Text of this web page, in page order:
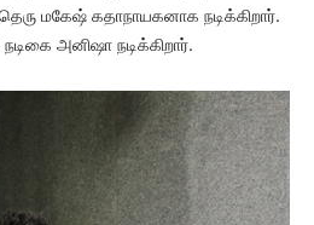
மகேஷ் கதாநாயகனாக நடிக்கிறார்.
அனிஷா நடிக்கிறார்.